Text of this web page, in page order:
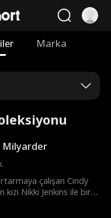
Marka
Milyarder
çalışan Cindy
Nikki Jenkins ile bir